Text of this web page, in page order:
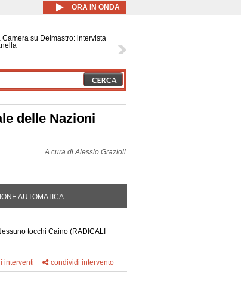
ORA IN ONDA
Camera su Delmastro: intervista
delle Nazioni
A cura diAlessio Grazioli
AUTOMATICA
tocchi Caino (RADICALI
interventi
condividi intervento